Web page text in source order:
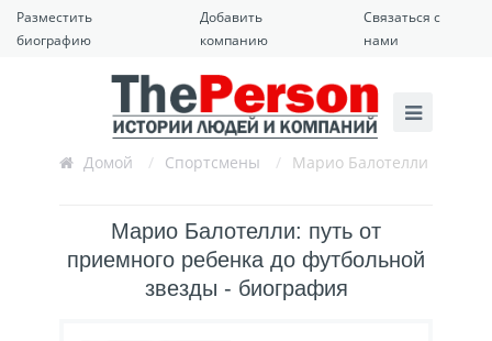
Разместить
биографию
Добавить
компанию
Связаться с
нами
Домой / Спортсмены / Марио Балотелли
Марио Балотелли: путь от
приемного ребенка до футбольной
звезды - биография